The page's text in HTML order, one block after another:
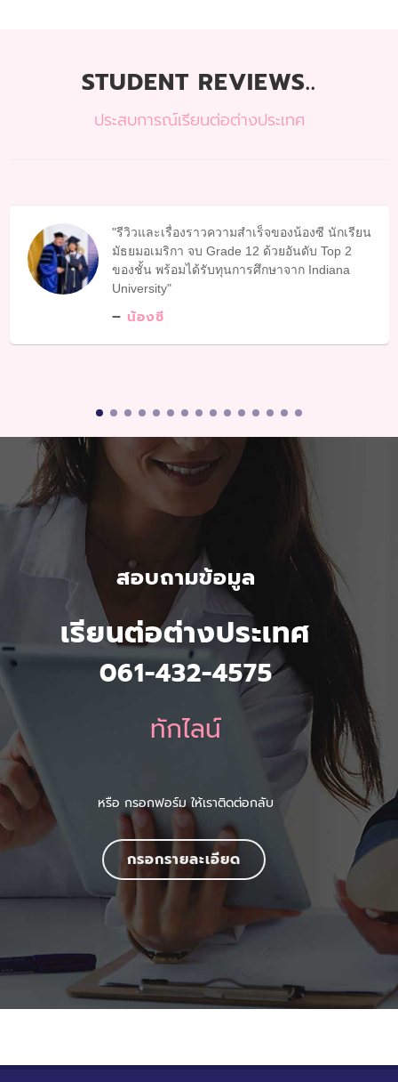
STUDENT REVIEWS..
ประสบการณ์เรียนต่อต่างประเทศ
รีวิวและเรื่องราวความสำเร็จของน้องซี นักเรียน
มัธยมอเมริกา จบ Grade 12 ด้วยอันดับ Top 2
ของชั้น พร้อมได้รับทุนการศึกษาจาก Indiana
University
น้องซี
สอบถามข้อมูล
เรียนต่อต่างประเทศ
061-432-4575
ทักไลน์
หรือ กรอกฟอร์ม ให้เราติดต่อกลับ
กรอกรายละเอียด